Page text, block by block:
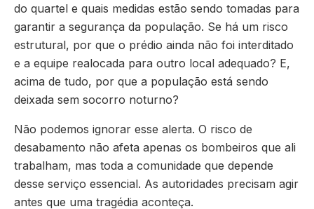
do quartel e quais medidas estão sendo tomadas para
garantir a segurança da população. Se há um risco
estrutural, por que o prédio ainda não foi interditado
e a equipe realocada para outro local adequado? E,
acima de tudo, por que a população está sendo
deixada sem socorro noturno?
Não podemos ignorar esse alerta. O risco de
desabamento não afeta apenas os bombeiros que ali
trabalham, mas toda a comunidade que depende
desse serviço essencial. As autoridades precisam agir
antes que uma tragédia aconteça.